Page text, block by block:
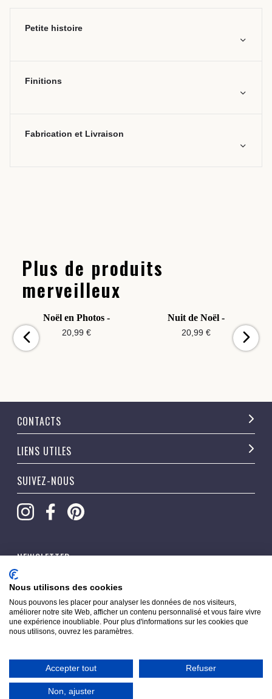
Petite histoire
Finitions
Fabrication et Livraison
Plus de produits
merveilleux
Noël en Photos -
20,99 €
Nuit de Noël -
20,99 €
CONTACTS
LIENS UTILES
SUIVEZ-NOUS
NEWSLETTER
Copyright © 2026 Pippacorner. Tous droits réservés.
Nous utilisons des cookies
Nous pouvons les placer pour analyser les données de nos visiteurs,
améliorer notre site Web, afficher un contenu personnalisé et vous faire vivre
une expérience inoubliable. Pour plus d'informations sur les cookies que
nous utilisons, ouvrez les paramètres.
Accepter tout Refuser
Non, ajuster